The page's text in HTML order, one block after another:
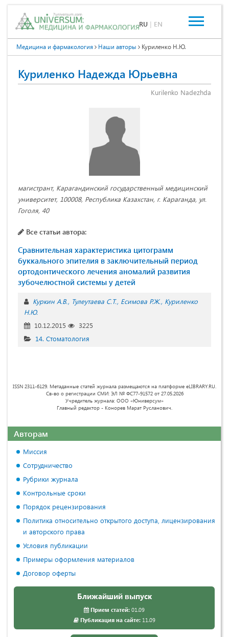
RU | EN
Медицина и фармакология Наши авторы Куриленко Н.Ю.
Куриленко Надежда Юрьевна
Kurilenko Nadezhda
магистрант, Карагандинский государственный медицинский
университет, 100008, Республика Казахстан, г. Караганда, ул.
Гоголя, 40
Все статьи автора:
Сравнительная характеристика цитограмм
буккального эпителия в заключительный период
ортодонтического лечения аномалий развития
зубочелюстной системы у детей
Куркин А.В. Тулеутаева С.Т. Есимова Р.Ж. Куриленко
Н.Ю.
10.12.2015
3225
14. Стоматология
ISSN 2311-6129. Метаданные статей журнала размещаются на платформе eLIBRARY.RU.
Св-во о регистрации СМИ: ЭЛ № ФС77-91572 от 27.05.2026
Учредитель журнала: ООО «Юниверсум»
Главный редактор - Конорев Марат Русланович.
Авторам
Миссия
Сотрудничество
Рубрики журнала
Контрольные сроки
Порядок рецензирования
Политика относительно открытого доступа, лицензирования
и авторского права
Условия публикации
Примеры оформления материалов
Договор оферты
Ближайший выпуск
Прием статей: 01.09
Публикация на сайте:11.09